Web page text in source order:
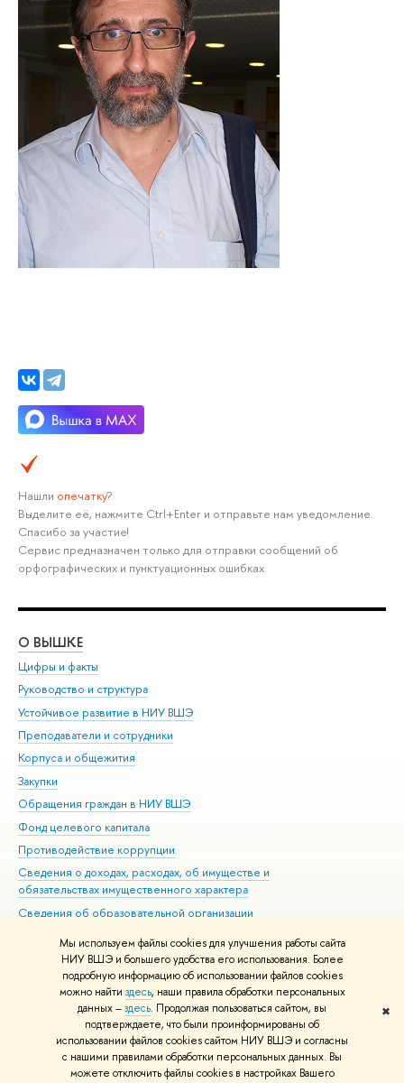
Мы используем файлы cookies для улучшения работы сайта
НИУ ВШЭ и большего удобства его использования. Более
подробную информацию об использовании файлов cookies
можно найти здесь, наши правила обработки персональных
данных –здесь. Продолжая пользоваться сайтом, вы
подтверждаете, что были проинформированы об
использовании файлов cookies сайтом НИУ ВШЭ и согласны
с нашими правилами обработки персональных данных. Вы
можете отключить файлы cookies в настройках Вашего
✖
Нашли опечатку?
Выделите её, нажмите Ctrl+Enter и отправьте нам уведомление.
Спасибо за участие!
Сервис предназначен только для отправки сообщений об
орфографических и пунктуационных ошибках.
О ВЫШКЕ
Цифры и факты
Руководство и структура
Устойчивое развитие в НИУ ВШЭ
Преподаватели и сотрудники
Корпуса и общежития
Закупки
Обращения граждан в НИУ ВШЭ
Фонд целевого капитала
Противодействие коррупции
Сведения о доходах, расходах, об имуществе и
обязательствах имущественного характера
Сведения об образовательной организации
Людям с ограниченными возможностями здоровья
Единая платежная страница
Работа в Вышке
© НИУ ВШЭ 1993–2026 Адреса и контакты Условия использования
материалов Политика конфиденциальности Карта сайта
Шрифты HSE Sans и HSE Slab разработаны вШколе дизайна НИУ ВШЭ